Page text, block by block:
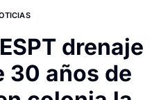
drenaje
30 años de